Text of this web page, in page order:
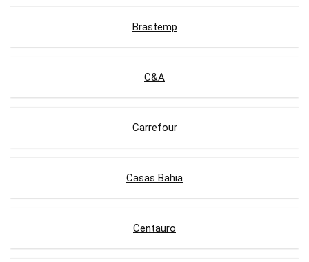
Brastemp
C&A
Carrefour
Casas Bahia
Centauro